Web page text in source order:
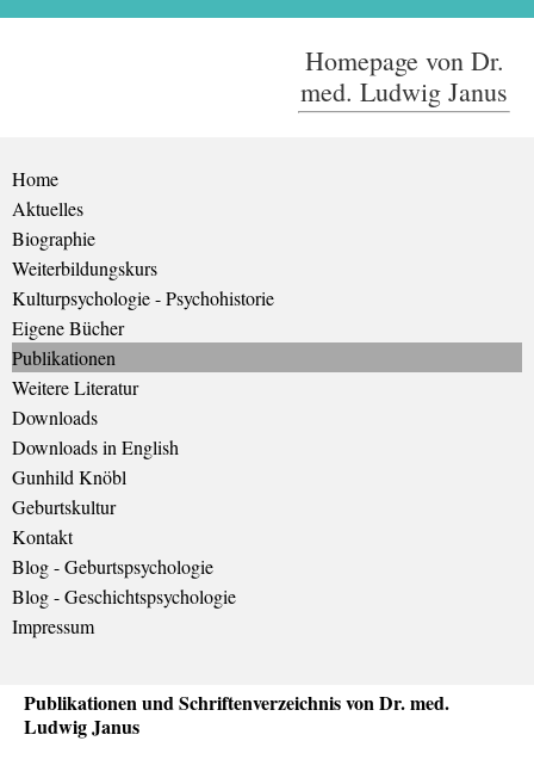
Homepage von Dr.
med. Ludwig Janus
Home
Aktuelles
Biographie
Weiterbildungskurs
Kulturpsychologie - Psychohistorie
Eigene Bücher
Publikationen
Weitere Literatur
Downloads
Downloads in English
Gunhild Knöbl
Geburtskultur
Kontakt
Blog - Geburtspsychologie
Blog - Geschichtspsychologie
Impressum
Publikationen und Schriftenverzeichnis von Dr. med.
Ludwig Janus